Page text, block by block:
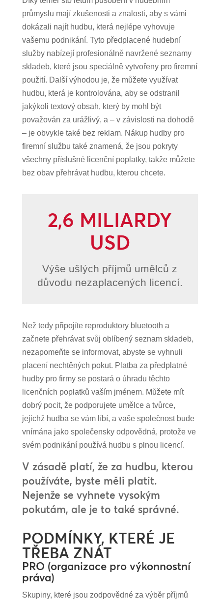
průmyslu mají zkušenosti a znalosti, aby s vámi
dokázali najít hudbu, která nejlépe vyhovuje
vašemu podnikání. Tyto předplacené hudební
služby nabízejí profesionálně navržené seznamy
skladeb, které jsou speciálně vytvořeny pro firemní
použití. Další výhodou je, že můžete využívat
hudbu, která je kontrolována, aby se odstranil
jakýkoli textový obsah, který by mohl být
považován za urážlivý, a – v závislosti na dohodě
– je obvykle také bez reklam. Nákup hudby pro
firemní službu také znamená, že jsou pokryty
všechny příslušné licenční poplatky, takže můžete
bez obav přehrávat hudbu, kterou chcete.
2,6 MILIARDY
USD
Výše ušlých příjmů umělců z
důvodu nezaplacených licencí.
Než tedy připojíte reproduktory bluetooth a
začnete přehrávat svůj oblíbený seznam skladeb,
nezapomeňte se informovat, abyste se vyhnuli
placení nechtěných pokut. Platba za předplatné
hudby pro firmy se postará o úhradu těchto
licenčních poplatků vaším jménem. Můžete mít
dobrý pocit, že podporujete umělce a tvůrce,
jejichž hudba se vám líbí, a vaše společnost bude
vnímána jako společensky odpovědná, protože ve
svém podnikání používá hudbu s plnou licencí.
V zásadě platí, že za hudbu, kterou
používáte, byste měli platit.
Nejenže se vyhnete vysokým
pokutám, ale je to také správné.
PODMÍNKY, KTERÉ JE
TŘEBA ZNÁT
PRO (organizace pro výkonnostní
práva)
Skupiny, které jsou zodpovědné za výběr příjmů